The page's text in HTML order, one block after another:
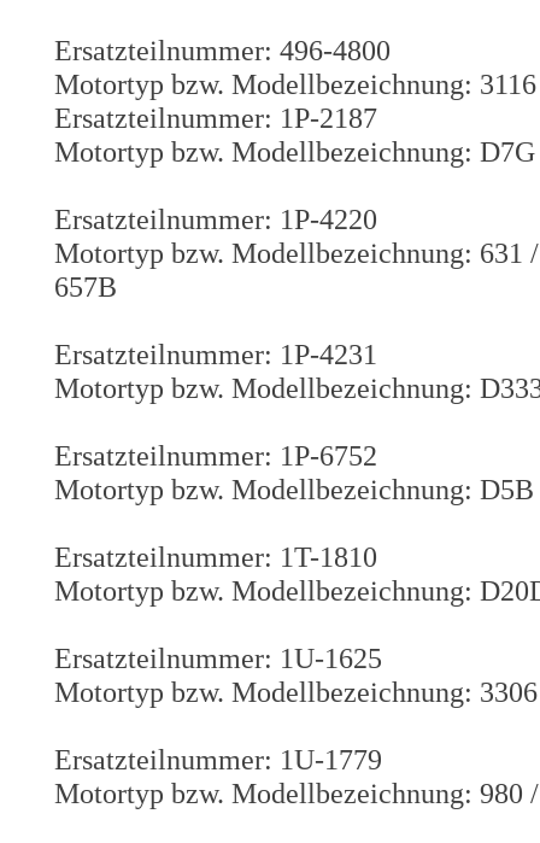
Ersatzteilnummer: 496-4800
Motortyp bzw. Modellbezeichnung: 3116
Ersatzteilnummer: 1P-2187
Motortyp bzw. Modellbezeichnung:
Ersatzteilnummer: 1P-4220
Motortyp bzw. Modellbezeichnung: 631
657B
Ersatzteilnummer: 1P-4231
Motortyp bzw. Modellbezeichnung:
Ersatzteilnummer: 1P-6752
Motortyp bzw. Modellbezeichnung:
Ersatzteilnummer: 1T-1810
Motortyp bzw. Modellbezeichnung:
Ersatzteilnummer: 1U-1625
Motortyp bzw. Modellbezeichnung: 3306
Ersatzteilnummer: 1U-1779
Motortyp bzw. Modellbezeichnung: 980